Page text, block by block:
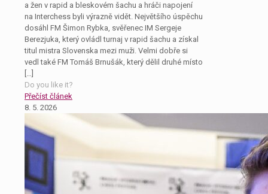
a žen v rapid a bleskovém šachu a hráči napojení
na Interchess byli výrazně vidět. Největšího úspěchu
dosáhl FM Šimon Rybka, svěřenec IM Sergeje
Berezjuka, který ovládl turnaj v rapid šachu a získal
titul mistra Slovenska mezi muži. Velmi dobře si
vedl také FM Tomáš Brnušák, který dělil druhé místo
[…]
Do you like it?
Přečíst článek
8. 5. 2026